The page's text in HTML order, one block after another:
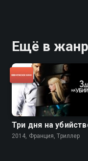
Ещё в
Три дня на
2014, Франция, Триллер